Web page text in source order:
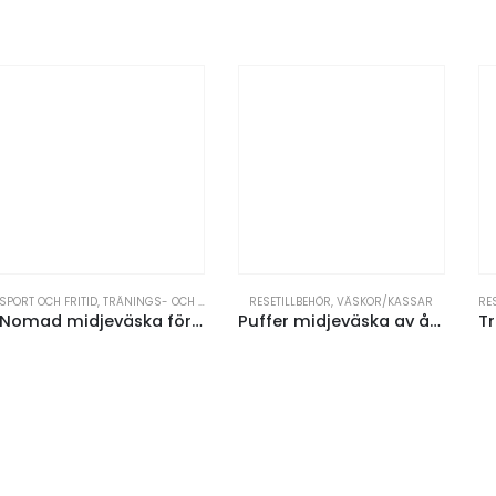
SPORT OCH FRITID,TRÄNINGS- OCH IDROTTSUTRUSTNING
Nomad midjeväska för löpning av GRS-återvunnet material
RESETILLBEHÖR,VÄSKOR/KASSAR
Puffer midjeväska av återvunnen GRS, 1,5 l